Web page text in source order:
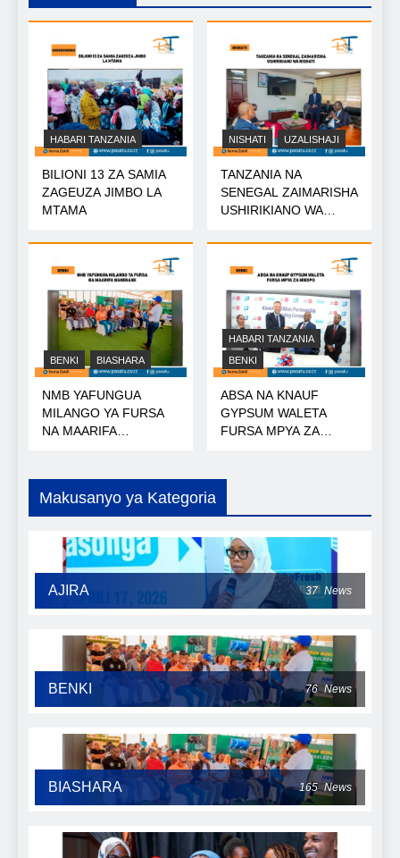
HABARI TANZANIA
BILIONI 13 ZA SAMIA
ZAGEUZA JIMBO LA
MTAMA
NISHATI UZALISHAJI
TANZANIA NA
SENEGAL ZAIMARISHA
USHIRIKIANO WA
BENKI BIASHARA
NMB YAFUNGUA
MILANGO YA FURSA
NA MAARIFA
HABARI TANZANIA
BENKI
ABSA NA KNAUF
GYPSUM WALETA
FURSA MPYA ZA
Makusanyo ya Kategoria
AJIRA 37 News
BENKI 76 News
BIASHARA 165 News